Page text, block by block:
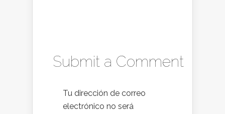
Submit a Comment
Tu dirección de correo
electrónico no será